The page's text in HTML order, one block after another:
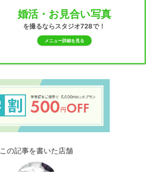
婚活・お見合い写真
を撮るならスタジオ728で！
メニュー詳細を見る
この記事を書いた店舗